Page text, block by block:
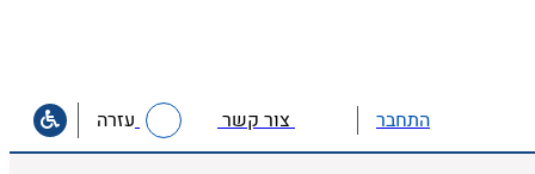
התחבר צור קשר עזרה